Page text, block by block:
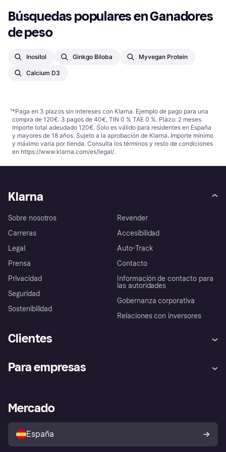
Búsquedas populares en Ganadores
de peso
Inositol Ginkgo Biloba Myvegan Protein
Calcium D3
¹*Paga en 3 plazos sin intereses con Klarna. Ejemplo de pago para una
compra de 120€: 3 pagos de 40€, TIN 0 % TAE 0 %. Plazo: 2 meses.
Importe total adeudado 120€. Solo es válido para residentes en España
y mayores de 18 años. Sujeto a la aprobación de Klarna. Importe mínimo
y máximo varía por tienda. Consulta los términos y resto de condiciones
en https://www.klarna.com/es/legal/.
Klarna
Sobre nosotros
Carreras
Legal
Prensa
Privacidad
Seguridad
Sostenibilidad
Revender
Accesibilidad
Auto-Track
Contacto
Información de contacto para
las autoridades
Gobernanza corporativa
Relaciones con inversores
Clientes
Inicio de sesión
Directorio de tiendas
Política de protección al
comprador de Klarna
Reclamaciones
Para empresas
Acceso empresas
Mercado
España